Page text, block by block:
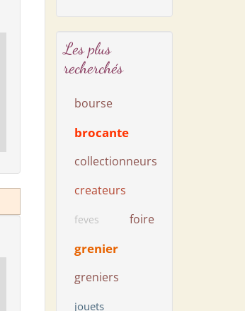
Les plus
recherchés
bourse
brocante
collectionneurs
createurs
feves foire
grenier
greniers
jouets